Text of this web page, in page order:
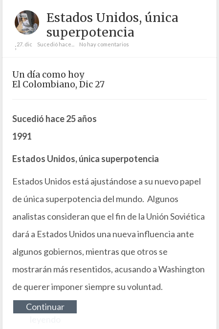
Estados Unidos, única
superpotencia
;27. dic Sucedió hace... No hay comentarios
Un día como hoy
El Colombiano, Dic 27
Sucedió hace 25 años
1991
Estados Unidos, única superpotencia
Estados Unidos está ajustándose a su nuevo papel
de única superpotencia del mundo. Algunos
analistas consideran que el fin de la Unión Soviética
dará a Estados Unidos una nueva influencia ante
algunos gobiernos, mientras que otros se
mostrarán más resentidos, acusando a Washington
de querer imponer siempre su voluntad.
Continuar